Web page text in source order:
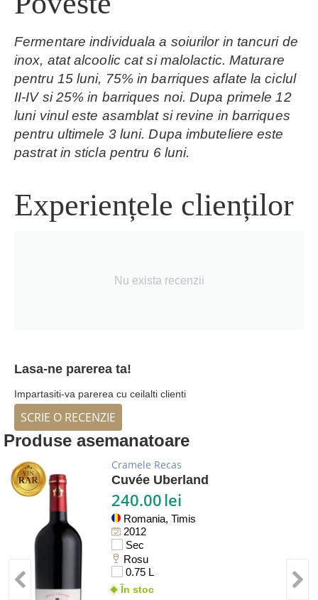
Fermentare individuala a soiurilor in tancuri de
inox, atat alcoolic cat si malolactic. Maturare
pentru 15 luni, 75% in barriques aflate la ciclul
II-IV si 25% in barriques noi. Dupa primele 12
luni vinul este asamblat si revine in barriques
pentru ultimele 3 luni. Dupa imbuteliere este
pastrat in sticla pentru 6 luni.
Experiențele clienților
Nu exista recenzii
Lasa-ne parerea ta!
Impartasiti-va parerea cu ceilalti clienti
SCRIE O RECENZIE
Produse asemanatoare
Cramele Recas
Cuvée Uberland
240.00lei
Romania, Timis
2012
Sec
Rosu
0.75 L
În stoc